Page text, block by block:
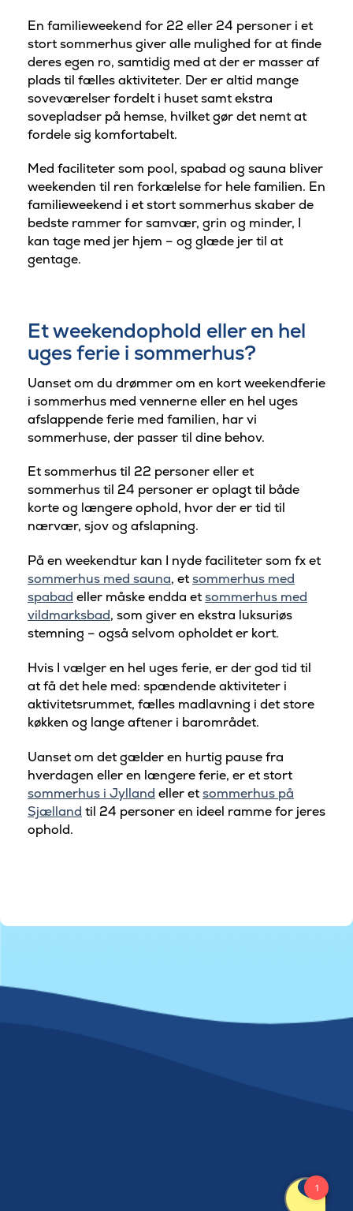
En familieweekend for 22 eller 24 personer i et
stort sommerhus giver alle mulighed for at finde
deres egen ro, samtidig med at der er masser af
plads til fælles aktiviteter. Der er altid mange
soveværelser fordelt i huset samt ekstra
sovepladser på hemse, hvilket gør det nemt at
fordele sig komfortabelt.
Med faciliteter som pool, spabad og sauna bliver
weekenden til ren forkælelse for hele familien. En
familieweekend i et stort sommerhus skaber de
bedste rammer for samvær, grin og minder, I
kan tage med jer hjem – og glæde jer til at
gentage.
Et weekendophold eller en hel
uges ferie i sommerhus?
Uanset om du drømmer om en kort weekendferie
i sommerhus med vennerne eller en hel uges
afslappende ferie med familien, har vi
sommerhuse, der passer til dine behov.
Et sommerhus til 22 personer eller et
sommerhus til 24 personer er oplagt til både
korte og længere ophold, hvor der er tid til
nærvær, sjov og afslapning.
På en weekendtur kan I nyde faciliteter som fx et
sommerhus med sauna, etsommerhus med
spabad eller måske endda etsommerhus med
vildmarksbad, som giver en ekstra luksuriøs
stemning – også selvom opholdet er kort.
Hvis I vælger en hel uges ferie, er der god tid til
at få det hele med: spændende aktiviteter i
aktivitetsrummet, fælles madlavning i det store
køkken og lange aftener i barområdet.
Uanset om det gælder en hurtig pause fra
hverdagen eller en længere ferie, er et stort
sommerhus i Jylland eller etsommerhus på
Sjælland til 24 personer en ideel ramme for jeres
ophold.